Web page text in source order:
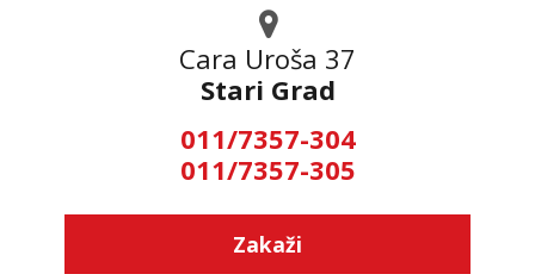
Cara Uroša 37
Stari Grad
011/7357-304
011/7357-305
Zakaži